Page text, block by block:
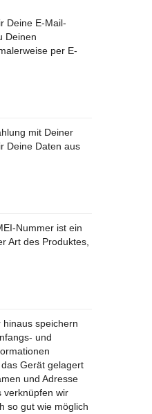
Deine E-Mail-
Deinen
per E-
mit Deiner
Deine Daten aus
Nummer ist ein
Art des Produktes,
hinaus speichern
und
Gerät gelagert
und Adresse
verknüpfen wir
so gut wie möglich